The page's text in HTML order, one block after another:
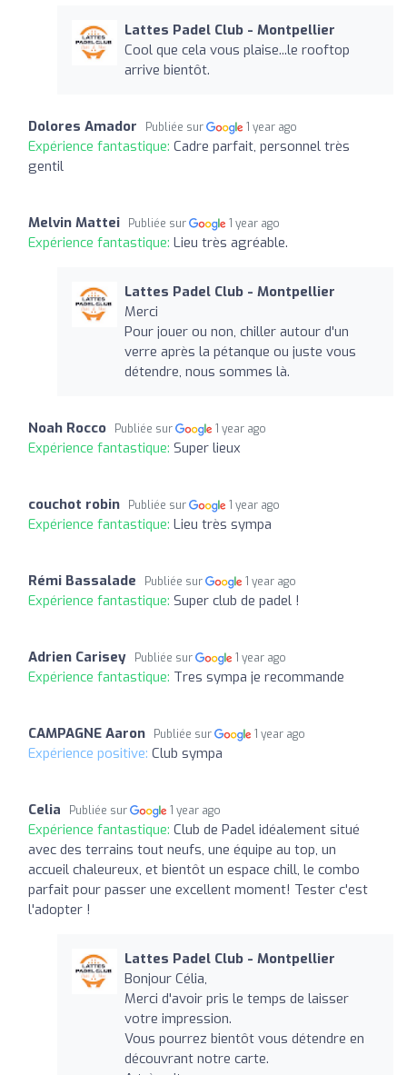
Lattes Padel Club - Montpellier
Cool que cela vous plaise...le rooftop
arrive bientôt.
Dolores Amador Publiée sur 1 year ago
Expérience fantastique: Cadre parfait, personnel très
gentil
Melvin Mattei Publiée sur 1 year ago
Expérience fantastique: Lieu très agréable.
Lattes Padel Club - Montpellier
Merci
Pour jouer ou non, chiller autour d'un
verre après la pétanque ou juste vous
détendre, nous sommes là.
Noah Rocco Publiée sur 1 year ago
Expérience fantastique: Super lieux
couchot robin Publiée sur 1 year ago
Expérience fantastique: Lieu très sympa
Rémi Bassalade Publiée sur 1 year ago
Expérience fantastique: Super club de padel !
Adrien Carisey Publiée sur 1 year ago
Expérience fantastique: Tres sympa je recommande
CAMPAGNE Aaron Publiée sur 1 year ago
Expérience positive: Club sympa
Celia Publiée sur 1 year ago
Expérience fantastique: Club de Padel idéalement situé
avec des terrains tout neufs, une équipe au top, un
accueil chaleureux, et bientôt un espace chill, le combo
parfait pour passer une excellent moment! Tester c'est
l'adopter !
Lattes Padel Club - Montpellier
Bonjour Célia,
Merci d'avoir pris le temps de laisser
votre impression.
Vous pourrez bientôt vous détendre en
découvrant notre carte.